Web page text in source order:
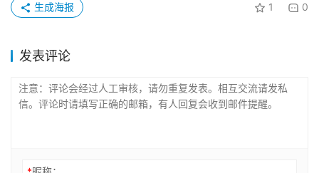
1 0
生成海报
发表评论